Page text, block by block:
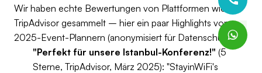
Wir haben echte Bewertungen von Plattformen wie
TripAdvisor gesammelt – hier ein paar Highlights von
2025-Event-Plannern (anonymisiert für Datenschutz):
"Perfekt für unsere Istanbul-Konferenz!" (5
Sterne, TripAdvisor, März 2025): "StayinWiFi's